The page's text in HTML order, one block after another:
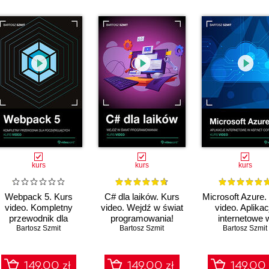
kurs
Webpack 5. Kurs
video. Kompletny
przewodnik dla
początkujących
Bartosz Szmit
149.00 zł
kurs
C# dla laików. Kurs
video. Wejdź w świat
programowania!
Bartosz Szmit
149.00 zł
kurs
Microsoft Azure.
video.
internetowe
ASP.NET Core
Bartosz Szmit
149.00